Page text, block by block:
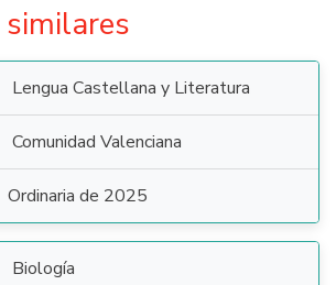
similares
Lengua Castellana y Literatura
Comunidad Valenciana
Ordinaria de 2025
Biología